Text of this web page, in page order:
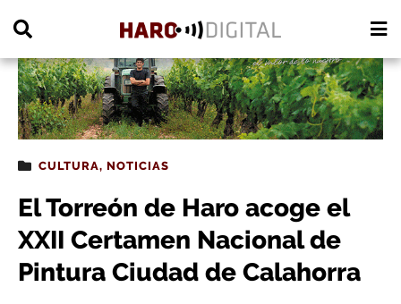
CULTURA, NOTICIAS
El Torreón de Haro acoge el
XXII Certamen Nacional de
Pintura Ciudad de Calahorra